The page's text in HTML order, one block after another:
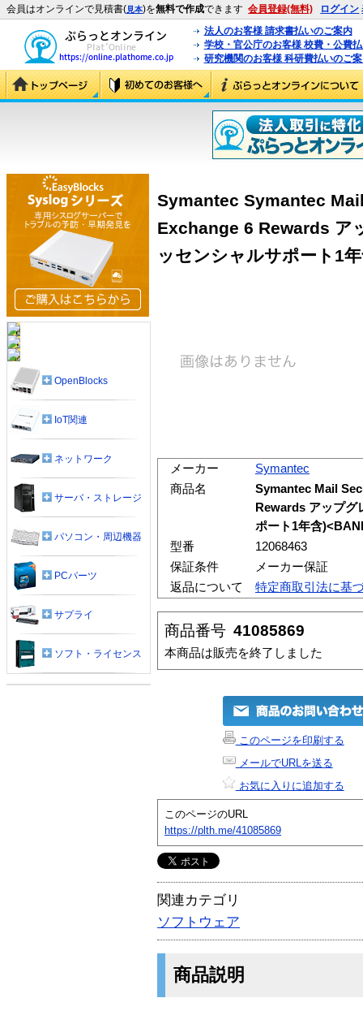
会員はオンラインで見積書(見本)を無料で作成できます 会員登録(無料) ログイン
法人のお客様 請求書払いのご案内
学校・官公庁のお客様 校費・公費
研究機関のお客様 科研費払いのご
Symantec Symantec
Exchange 6 Rewards ア
ッセンシャルサポート1
メーカー
Symantec
商品名
Symantec Mail
Rewards アップグ
ポート1年含
型番
12068463
保証条件
メーカー保証
返品について
特定商取引法に基
商品番号 41085869
本商品は販売を終了しました
このページを印刷する
メールでURLを送る
お気に入りに追加する
このページのURL
https://plth.me/41085869
関連カテゴリ
ソフトウェア
商品説明
OpenBlocks
IoT関連
ネットワーク
サーバ・ストレージ
パソコン・周辺機器
PCパーツ
サプライ
ソフト・ライセンス